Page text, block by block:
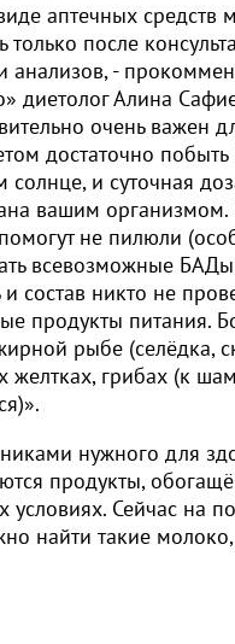
аптечных средств
только после
анализов, -
диетолог Алина
очень важен
достаточно
солнце, и суточная
вашим организмом.
не пилюли
всевозможные
состав никто не
продукты питания.
рыбе (селёдка,
желтках, грибах (к
нужного для
продукты,
Сейчас на
найти такие